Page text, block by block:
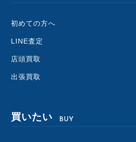
初めての方へ
LINE査定
店頭買取
出張買取
買いたい BUY